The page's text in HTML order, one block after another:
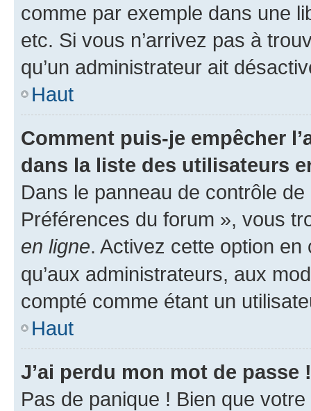
comme par exemple dans une
etc. Si vous n’arrivez pas à
qu’un administrateur ait
Haut
Comment puis-je empêcher
dans la liste des utilisateurs
Dans le panneau de contrôle
Préférences du forum », vous
en ligne. Activez cette option
qu’aux administrateurs, aux
compté comme étant un
Haut
J’ai perdu mon mot de passe !
Pas de panique ! Bien que